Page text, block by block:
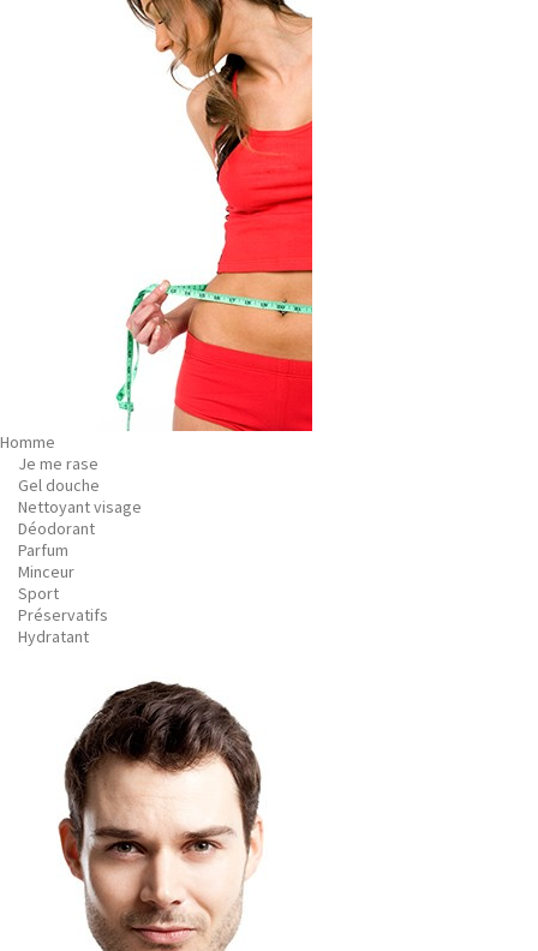
Homme
Je me rase
Gel douche
Nettoyant visage
Déodorant
Parfum
Minceur
Sport
Préservatifs
Hydratant